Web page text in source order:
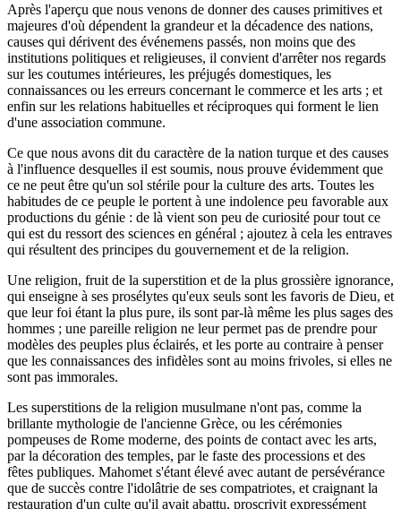
Après l'aperçu que nous venons de donner des causes primitives et
majeures d'où dépendent la grandeur et la décadence des nations,
causes qui dérivent des événemens passés, non moins que des
institutions politiques et religieuses, il convient d'arrêter nos regards
sur les coutumes intérieures, les préjugés domestiques, les
connaissances ou les erreurs concernant le commerce et les arts ; et
enfin sur les relations habituelles et réciproques qui forment le lien
d'une association commune.
Ce que nous avons dit du caractère de la nation turque et des causes
à l'influence desquelles il est soumis, nous prouve évidemment que
ce ne peut être qu'un sol stérile pour la culture des arts. Toutes les
habitudes de ce peuple le portent à une indolence peu favorable aux
productions du génie : de là vient son peu de curiosité pour tout ce
qui est du ressort des sciences en général ; ajoutez à cela les entraves
qui résultent des principes du gouvernement et de la religion.
Une religion, fruit de la superstition et de la plus grossière ignorance,
qui enseigne à ses prosélytes qu'eux seuls sont les favoris de Dieu, et
que leur foi étant la plus pure, ils sont par-là même les plus sages des
hommes ; une pareille religion ne leur permet pas de prendre pour
modèles des peuples plus éclairés, et les porte au contraire à penser
que les connaissances des infidèles sont au moins frivoles, si elles ne
sont pas immorales.
Les superstitions de la religion musulmane n'ont pas, comme la
brillante mythologie de l'ancienne Grèce, ou les cérémonies
pompeuses de Rome moderne, des points de contact avec les arts,
par la décoration des temples, par le faste des processions et des
fêtes publiques. Mahomet s'étant élevé avec autant de persévérance
que de succès contre l'idolâtrie de ses compatriotes, et craignant la
restauration d'un culte qu'il avait abattu, proscrivit expressément